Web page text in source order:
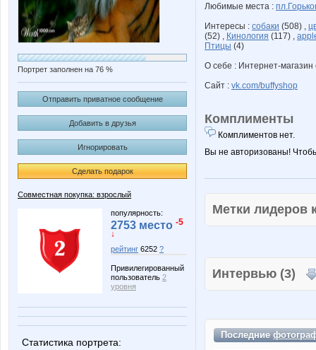
Портрет заполнен на 76 %
Отправить приватное сообщение
Добавить в друзья
Игнорировать
Сделать подарок
Совместная покупка: взрослый
популярность:
2753 место -5
↓
рейтинг 6252 ?
Привилегированный
пользователь 2
уровня
Статистика портрета:
Любимые места :
Интересы : собаки (508) ,
(52) , Кинология (117) ,
Птицы (4)
О себе : Интернет-
Сайт : vk.com/buffyshop
Комплименты
Комплиментов нет.
Вы не авторизованы!
Метки
Интервью (3)
Последние